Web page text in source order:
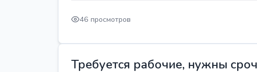
46 просмотров
Требуется рабочие, нужны